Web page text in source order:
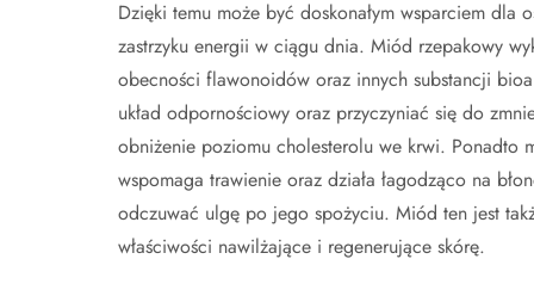
Dzięki temu może być doskonałym wsparciem
zastrzyku energii w ciągu dnia. Miód rzepakowy
obecności flawonoidów oraz innych substancji
układ odpornościowy oraz przyczyniać się do
obniżenie poziomu cholesterolu we krwi. Ponadto
wspomaga trawienie oraz działa łagodząco na
odczuwać ulgę po jego spożyciu. Miód ten jest
właściwości nawilżające i regenerujące skórę.